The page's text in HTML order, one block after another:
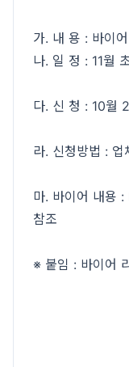
가. 내 용 : 바이
나. 일 정 : 11월
다. 신 청 : 10월
라. 신청방법 :
마. 바이어 내용
참조
※ 붙임 : 바이어